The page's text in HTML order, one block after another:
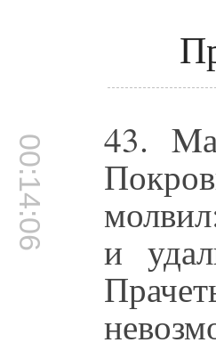
00:14:06 43.
и